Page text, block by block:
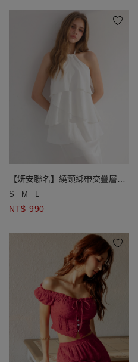
【妍安聯名】繞頸綁帶交疊層次
荷葉邊削肩美背上衣(附胸墊)
S M L
NT$ 990